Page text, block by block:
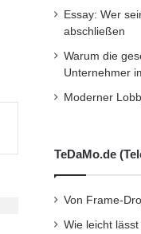
Essay: Wer
abschließen
Warum die
Unternehmer
Moderner
TeDaMo.de
Von Frame-
Wie leicht